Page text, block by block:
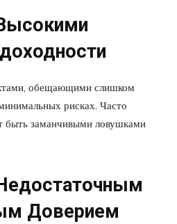
обещающими слишком
рисках. Часто
быть заманчивыми ловушками
Доверием